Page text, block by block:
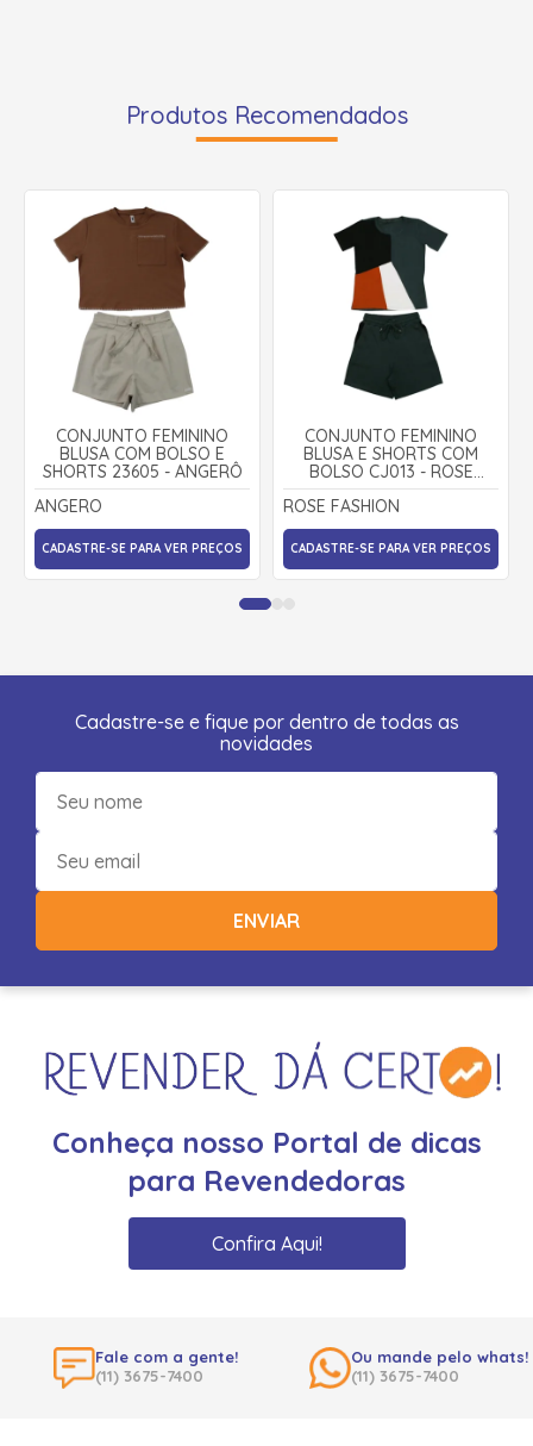
Produtos Recomendados
CONJUNTO FEMININO
BLUSA COM BOLSO E
SHORTS 23605 - ANGERÔ
ANGERO
CADASTRE-SE PARA VER PREÇOS
CONJUNTO FEMININO
BLUSA E SHORTS COM
BOLSO CJ013 - ROSE
FASHION
ROSE FASHION
CADASTRE-SE PARA VER PREÇOS
Cadastre-se e fique por dentro de todas as
novidades
ENVIAR
Conheça nosso Portal de dicas
para Revendedoras
Confira Aqui!
Fale com a gente!
(11) 3675-7400
Ou mande pelo whats!
(11) 3675-7400